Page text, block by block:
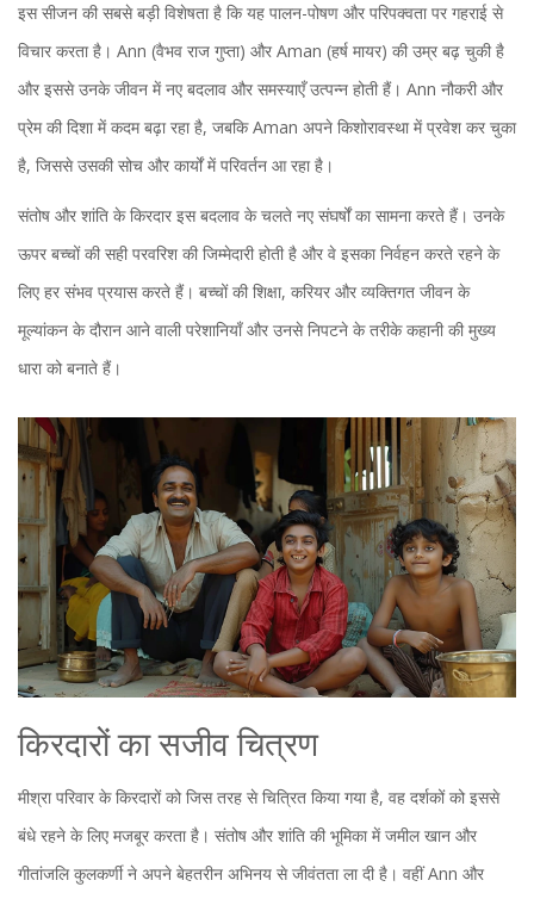
इस सीजन की सबसे बड़ी विशेषता है कि यह पालन-पोषण और परिपक्वता पर गहराई से
विचार करता है। Ann (वैभव राज गुप्ता) और Aman (हर्ष मायर) की उम्र बढ़ चुकी है
और इससे उनके जीवन में नए बदलाव और समस्याएँ उत्पन्न होती हैं। Ann नौकरी और
प्रेम की दिशा में कदम बढ़ा रहा है, जबकि Aman अपने किशोरावस्था में प्रवेश कर चुका
है, जिससे उसकी सोच और कार्यों में परिवर्तन आ रहा है।
संतोष और शांति के किरदार इस बदलाव के चलते नए संघर्षों का सामना करते हैं। उनके
ऊपर बच्चों की सही परवरिश की जिम्मेदारी होती है और वे इसका निर्वहन करते रहने के
लिए हर संभव प्रयास करते हैं। बच्चों की शिक्षा, करियर और व्यक्तिगत जीवन के
मूल्यांकन के दौरान आने वाली परेशानियाँ और उनसे निपटने के तरीके कहानी की मुख्य
धारा को बनाते हैं।
किरदारों का सजीव चित्रण
मीश्रा परिवार के किरदारों को जिस तरह से चित्रित किया गया है, वह दर्शकों को इससे
बंधे रहने के लिए मजबूर करता है। संतोष और शांति की भूमिका में जमील खान और
गीतांजलि कुलकर्णी ने अपने बेहतरीन अभिनय से जीवंतता ला दी है। वहीं Ann और